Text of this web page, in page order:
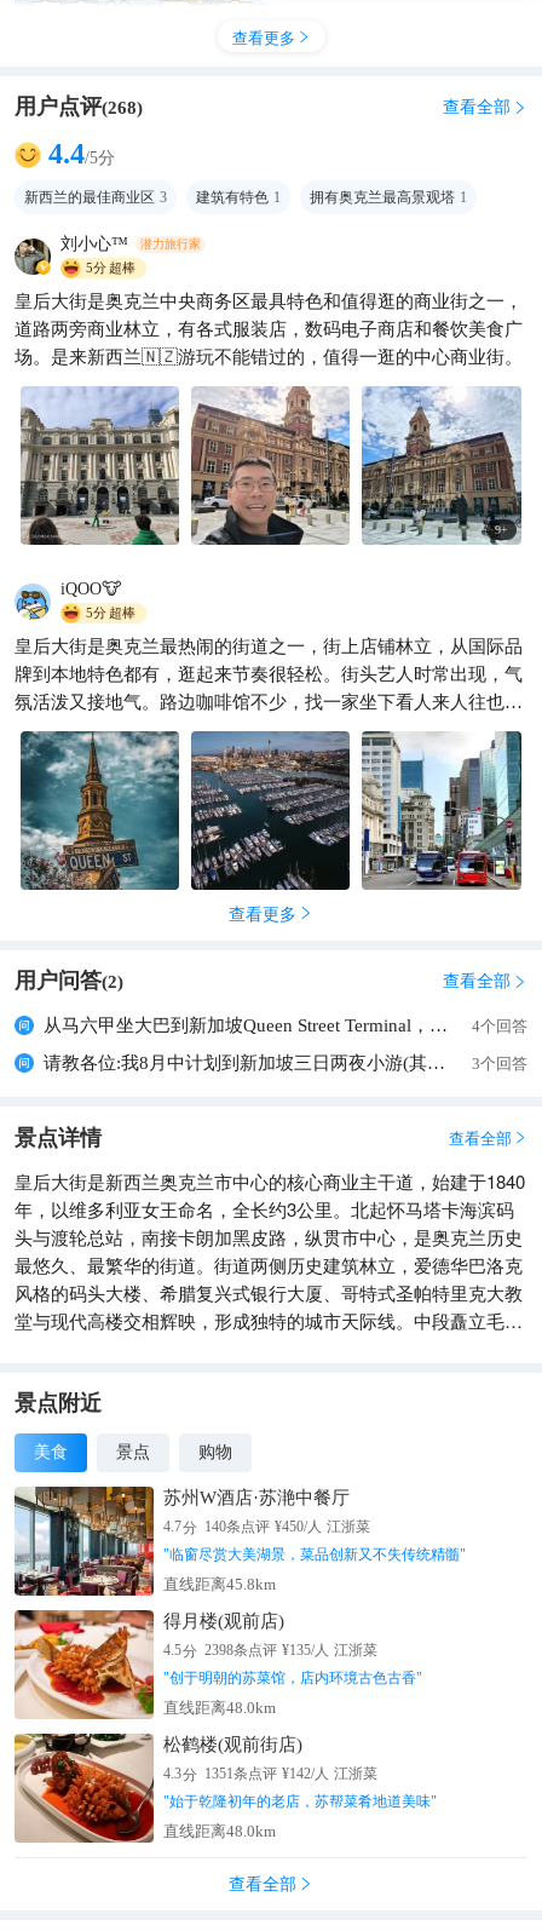
奥克兰2天1夜！跟着这条线玩
真的绝了😭
Kliyyy 996
查看更多 
用户点评(268) 查看全部 
4.4/5分
新西兰的最佳商业区 3 建筑有特色 1 拥有奥克兰最高景观塔 1
刘小心™ 潜力旅行家
5分超棒
皇后大街是奥克兰中央商务区最具特色和值得逛的商业街之一，
道路两旁商业林立，有各式服装店，数码电子商店和餐饮美食广
场。是来新西兰🇳🇿游玩不能错过的，值得一逛的中心商业街。
9+
iQOO🐮
5分超棒
皇后大街是奥克兰最热闹的街道之一，街上店铺林立，从国际品
牌到本地特色都有，逛起来节奏很轻松。街头艺人时常出现，气
氛活泼又接地气。路边咖啡馆不少，找一家坐下看人来人往也很
惬意。沿街的建筑有新有旧，细看还能发现不少有趣的细节。虽
然是商业街，但不会过于喧闹，反而多了一点生活的味道。走在
这里，既有旅行的兴奋，也能感受到城市的日常节奏。
查看更多 
用户问答(2) 查看全部 
从马六甲坐大巴到新加坡Queen Street Terminal，请问晚上有班车吗？Queen Street Terminal附近的酒店请推荐 4个回答
请教各位:我8月中计划到新加坡三日两夜小游(其实只有两天时间),住在Queen Street,听说离码头和购物中心 3个回答
景点详情 查看全部 
皇后大街是新西兰奥克兰市中心的核心商业主干道，始建于1840
年，以维多利亚女王命名，全长约3公里。北起怀马塔卡海滨码
头与渡轮总站，南接卡朗加黑皮路，纵贯市中心，是奥克兰历史
最悠久、最繁华的街道。街道两侧历史建筑林立，爱德华巴洛克
风格的码头大楼、希腊复兴式银行大厦、哥特式圣帕特里克大教
堂与现代高楼交相辉映，形成独特的城市天际线。中段矗立毛利
景点附近
美食 景点 购物
苏州W酒店·苏滟中餐厅
4.7分 140条点评 ¥450/人 江浙菜
"临窗尽赏大美湖景，菜品创新又不失传统精髓"
直线距离45.8km
得月楼(观前店)
4.5分 2398条点评 ¥135/人 江浙菜
"创于明朝的苏菜馆，店内环境古色古香"
直线距离48.0km
松鹤楼(观前街店)
4.3分 1351条点评 ¥142/人 江浙菜
"始于乾隆初年的老店，苏帮菜肴地道美味"
直线距离48.0km
查看全部 